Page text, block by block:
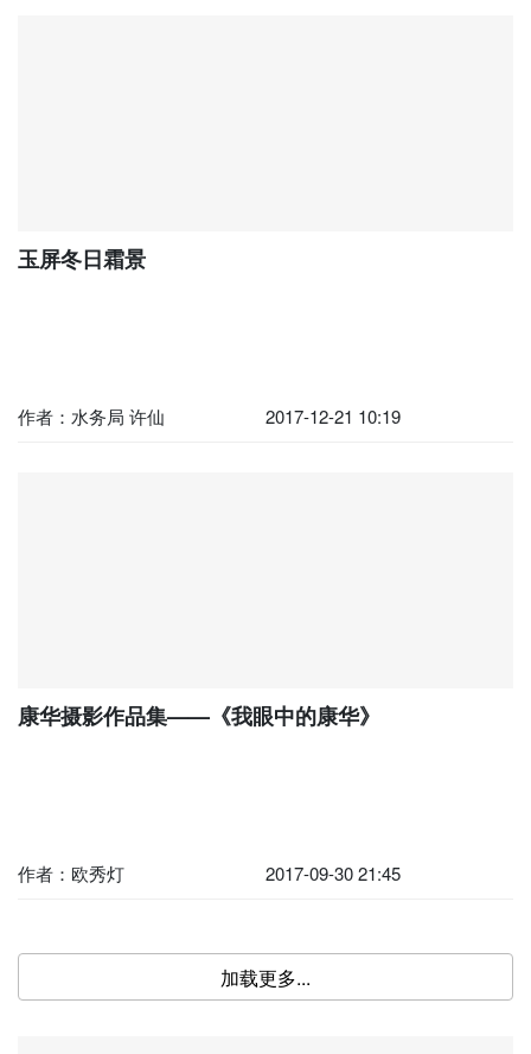
玉屏冬日霜景
作者：水务局 许仙 2017-12-21 10:19
康华摄影作品集——《我眼中的康华》
作者：欧秀灯 2017-09-30 21:45
加载更多...